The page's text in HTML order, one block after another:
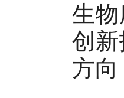
生
创
方